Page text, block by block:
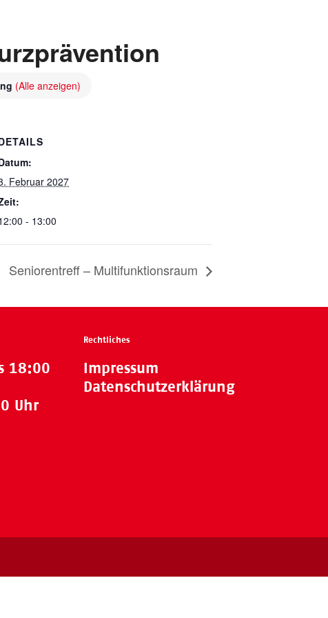
(Alle anzeigen)
Februar 2027
- 13:00
Seniorentreff – Multifunktionsraum
18:00
Uhr
Rechtliches
Impressum
Datenschutzerklärung